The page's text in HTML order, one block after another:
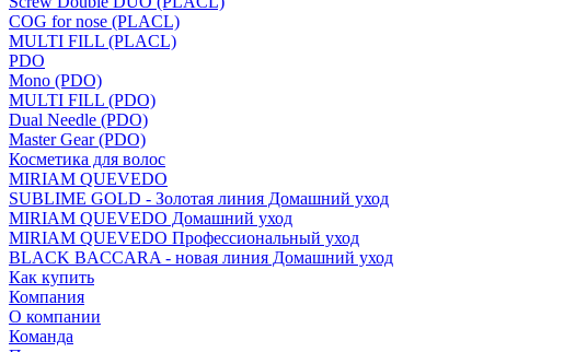
COG for nose (PLACL)
MULTI FILL (PLACL)
PDO
Mono (PDO)
MULTI FILL (PDO)
Dual Needle (PDO)
Master Gear (PDO)
Косметика для волос
MIRIAM QUEVEDO
SUBLIME GOLD - Золотая линия Домашний уход
MIRIAM QUEVEDO Домашний уход
MIRIAM QUEVEDO Профессиональный уход
BLACK BACCARA - новая линия Домашний уход
Как купить
Компания
О компании
Команда